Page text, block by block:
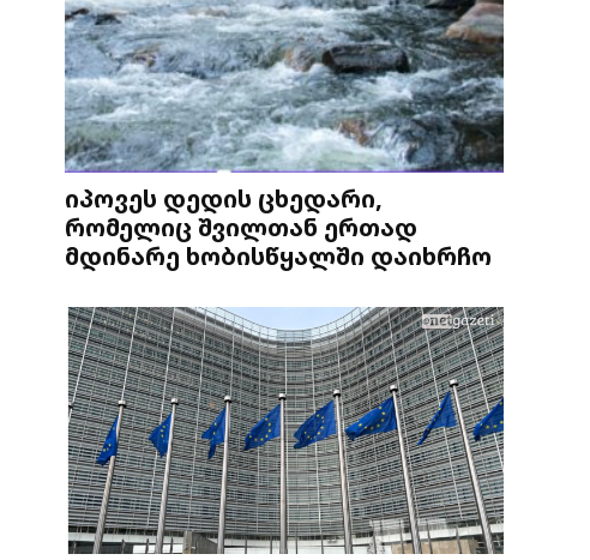
იპოვეს დედის ცხედარი,
რომელიც შვილთან ერთად
მდინარე ხობისწყალში დაიხრჩო